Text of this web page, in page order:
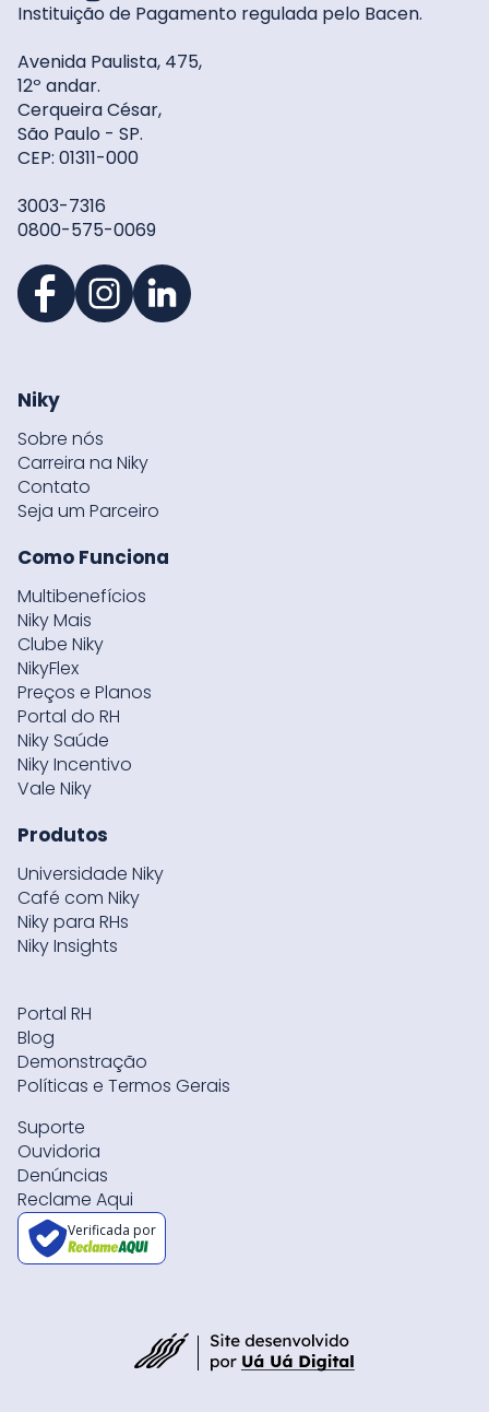
Instituição de Pagamento regulada pelo Bacen.
Avenida Paulista, 475,
12º andar.
Cerqueira César,
São Paulo - SP.
CEP: 01311-000
3003-7316
0800-575-0069
Niky
Sobre nós
Carreira na Niky
Contato
Seja um Parceiro
Como Funciona
Multibenefícios
Niky Mais
Clube Niky
NikyFlex
Preços e Planos
Portal do RH
Niky Saúde
Niky Incentivo
Vale Niky
Produtos
Universidade Niky
Café com Niky
Niky para RHs
Niky Insights
Portal RH
Blog
Demonstração
Políticas e Termos Gerais
Suporte
Ouvidoria
Denúncias
Reclame Aqui
Verificada por